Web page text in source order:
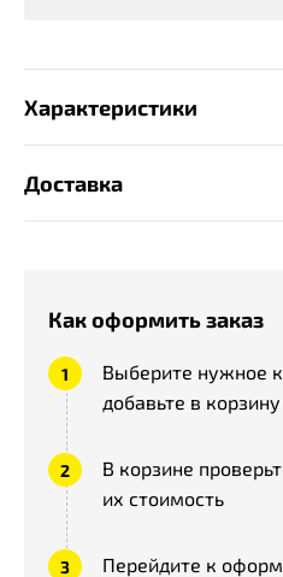
Как оформить заказ
Выберите нужное
добавьте в корзину
В корзине
их стоимость
Перейдите к
Характеристики
Доставка